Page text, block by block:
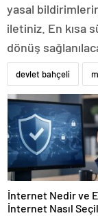
yasal
iletiniz. En kısa
dönüş
devlet bahçeli
İnternet Nedir ve
İnternet Nasıl